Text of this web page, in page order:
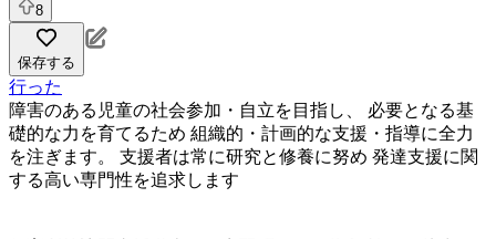
8
保存する
行った
障害のある児童の社会参加・自立を目指し、 必要となる基
礎的な力を育てるため 組織的・計画的な支援・指導に全力
を注ぎます。 支援者は常に研究と修養に努め 発達支援に関
する高い専門性を追求します